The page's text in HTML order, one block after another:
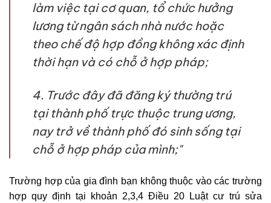
làm việc tại cơ quan, tổ chức hưởng
lương từ ngân sách nhà nước hoặc
theo chế độ hợp đồng không xác định
thời hạn và có chỗ ở hợp pháp;
4. Trước đây đã đăng ký thường trú
tại thành phố trực thuộc trung ương,
nay trở về thành phố đó sinh sống tại
chỗ ở hợp pháp của mình;"
Trường hợp của gia đình bạn không thuộc vào các trường
hợp quy định tại khoản 2,3,4 Điều 20 Luật cư trú sửa